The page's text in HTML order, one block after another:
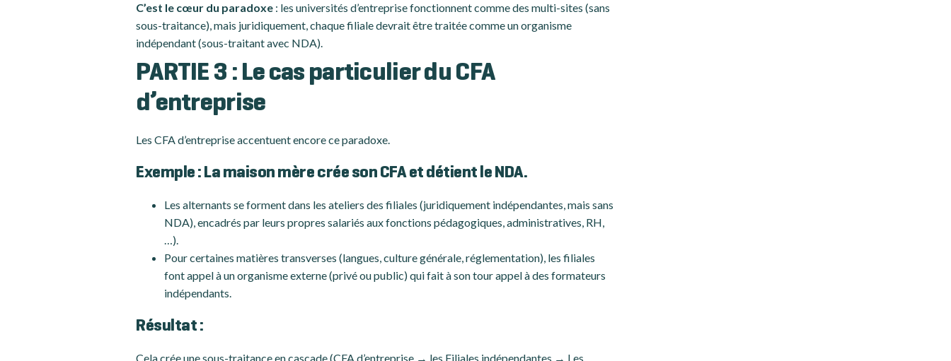
C’est le cœur du paradoxe : les universités d’entreprise fonctionnent comme des multi-sites (sans
sous-traitance), mais juridiquement, chaque filiale devrait être traitée comme un organisme
indépendant (sous-traitant avec NDA).
PARTIE 3 : Le cas particulier du CFA
d’entreprise
Les CFA d’entreprise accentuent encore ce paradoxe.
Exemple : La maison mère crée son CFA et détient le NDA.
Les alternants se forment dans les ateliers des filiales (juridiquement indépendantes, mais sans
NDA), encadrés par leurs propres salariés aux fonctions pédagogiques, administratives, RH,
…).
Pour certaines matières transverses (langues, culture générale, réglementation), les filiales
font appel à un organisme externe (privé ou public) qui fait à son tour appel à des formateurs
indépendants.
Résultat :
Cela crée une sous-traitance en cascade (CFA d’entreprise → les Filiales indépendantes → Les